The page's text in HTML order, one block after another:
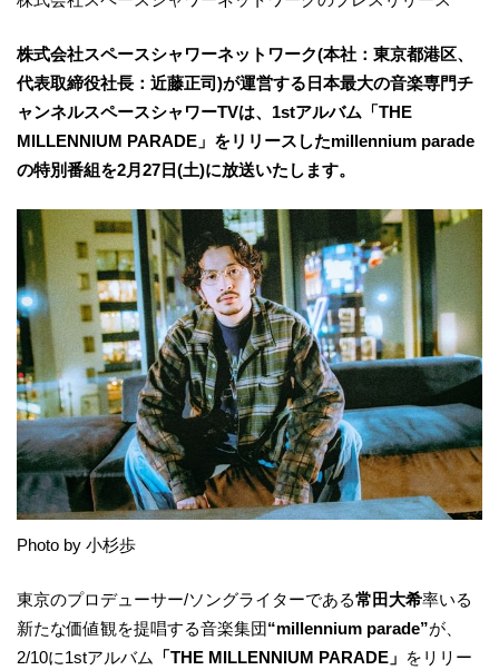
株式会社スペースシャワーネットワーク(本社：東京都港区、
代表取締役社長：近藤正司)が運営する日本最大の音楽専門チ
ャンネルスペースシャワーTVは、1stアルバム「THE
MILLENNIUM PARADE」をリリースしたmillennium parade
の特別番組を2月27日(土)に放送いたします。
Photo by 小杉歩
東京のプロデューサー/ソングライターである常田大希率いる
新たな価値観を提唱する音楽集団“millennium parade”が、
2/10に1stアルバム
「THE MILLENNIUM PARADE」 をリリー